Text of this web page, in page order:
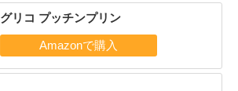
グリコ プッチンプリン